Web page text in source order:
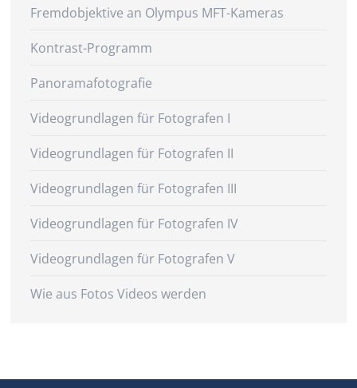
Fremdobjektive an Olympus MFT-Kameras
Kontrast-Programm
Panoramafotografie
Videogrundlagen für Fotografen I
Videogrundlagen für Fotografen II
Videogrundlagen für Fotografen III
Videogrundlagen für Fotografen IV
Videogrundlagen für Fotografen V
Wie aus Fotos Videos werden